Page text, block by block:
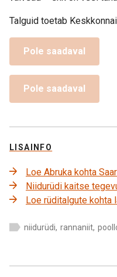
Talguid toetab
Pole saadaval
Pole saadaval
LISAINFO
Loe Abruka kohta
Niidurüdi kaitse
Loe rüditalgute kohta
niidurüdi, rannaniit,